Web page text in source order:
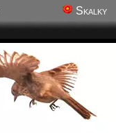
Skalky